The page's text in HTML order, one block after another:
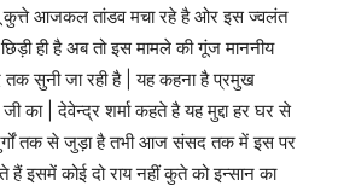
कुत्ते आजकल तांडव मचा रहे है ओर इस ज्वलंत
ही है अब तो इस मामले की गूंज माननीय
सुनी जा रही है | यह कहना है प्रमुख
का | देवेन्द्र शर्मा कहते है यह मुद्दा हर घर से
तक से जुड़ा है तभी आज संसद तक में इस पर
हैं इसमें कोई दो राय नहीं कुते को इन्सान का